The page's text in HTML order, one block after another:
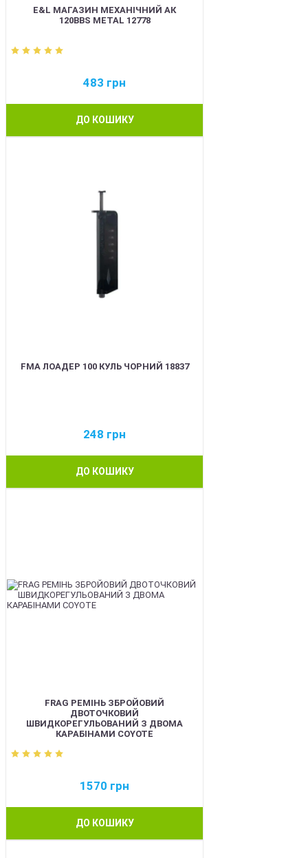
E&L МАГАЗИН МЕХАНІЧНИЙ АК
120BBS METAL 12778
483 грн
ДО КОШИКУ
FMA ЛОАДЕР 100 КУЛЬ ЧОРНИЙ 18837
248 грн
ДО КОШИКУ
FRAG РЕМІНЬ ЗБРОЙОВИЙ
ДВОТОЧКОВИЙ
ШВИДКОРЕГУЛЬОВАНИЙ З ДВОМА
КАРАБІНАМИ COYOTE
1570 грн
ДО КОШИКУ